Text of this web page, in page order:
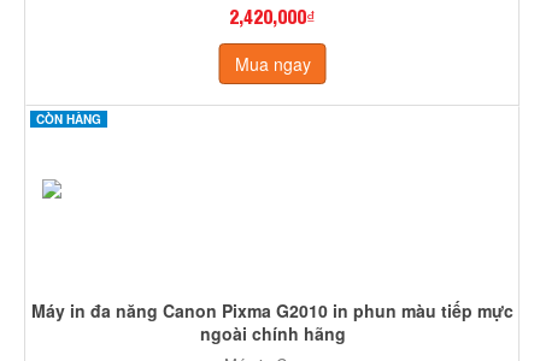
2,420,000₫
Mua ngay
CÒN HÀNG
Máy in đa năng Canon Pixma G2010 in phun màu tiếp mực
ngoài chính hãng